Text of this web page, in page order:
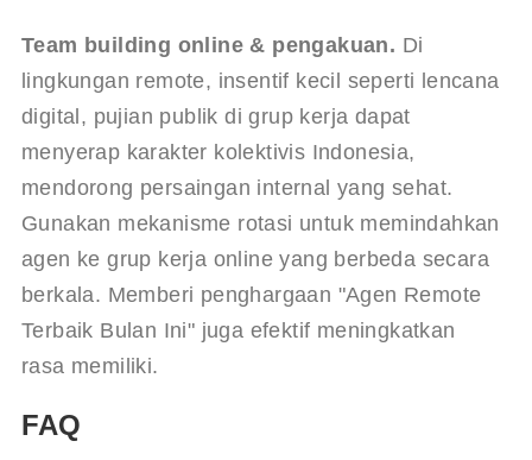
Team building online & pengakuan. Di
lingkungan remote, insentif kecil seperti lencana
digital, pujian publik di grup kerja dapat
menyerap karakter kolektivis Indonesia,
mendorong persaingan internal yang sehat.
Gunakan mekanisme rotasi untuk memindahkan
agen ke grup kerja online yang berbeda secara
berkala. Memberi penghargaan "Agen Remote
Terbaik Bulan Ini" juga efektif meningkatkan
rasa memiliki.
FAQ